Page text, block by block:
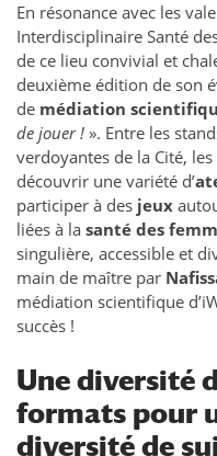
En résonance avec les
Interdisciplinaire Santé
de ce lieu convivial et
deuxième édition de son
de médiation
de jouer ! ». Entre les
verdoyantes de la Cité,
découvrir une variété d’
participer à des jeux
liées à la santé des
singulière, accessible et
main de maître par
médiation scientifique
succès !
Une diversité
formats pour
diversité de